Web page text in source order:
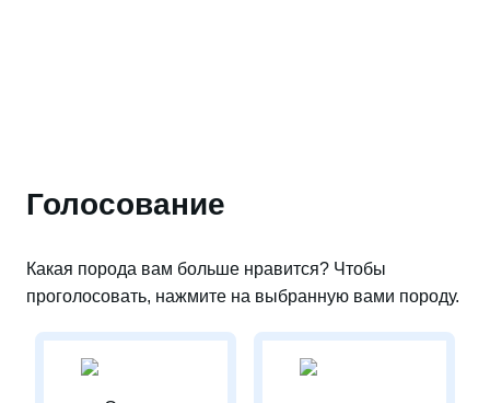
Голосование
Какая порода вам больше нравится? Чтобы
проголосовать, нажмите на выбранную вами породу.